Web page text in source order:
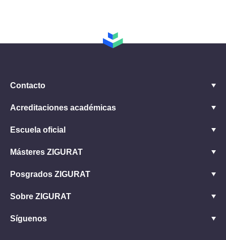
Contacto
Acreditaciones académicas
Escuela oficial
Másteres ZIGURAT
Posgrados ZIGURAT
Sobre ZIGURAT
Síguenos